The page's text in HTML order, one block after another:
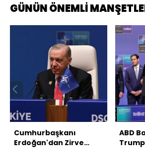
GÜNÜN ÖNEMLİ
Cumhurbaşkanı
Erdoğan'dan Zirve
ABD